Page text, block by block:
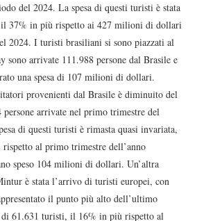
del 2024. La spesa di questi turisti è stata
37% in più rispetto ai 427 milioni di dollari
2024. I turisti brasiliani si sono piazzati al
sono arrivate 111.988 persone dal Brasile e
una spesa di 107 milioni di dollari.
provenienti dal Brasile è diminuito del
arrivate nel primo trimestre del
di questi turisti è rimasta quasi invariata,
al primo trimestre dell’anno
speso 104 milioni di dollari. Un’altra
è stata l’arrivo di turisti europei, con
il punto più alto dell’ultimo
di 61.631 turisti, il 16% in più rispetto al